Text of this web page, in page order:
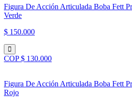
Figura De Acción Articulada Boba Fett
Verde
$ 150.000
COP $ 130.000
Figura De Acción Articulada Boba Fett
Rojo